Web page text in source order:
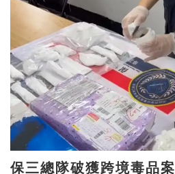
保三總隊破獲跨境毒品案 3D玩具熊藏愷他